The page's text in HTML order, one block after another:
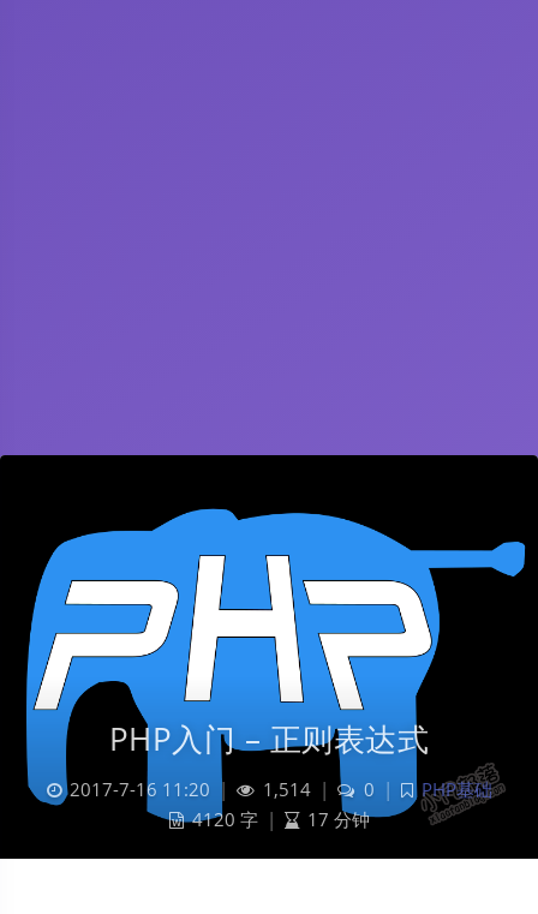
PHP入门 – 正则表达式
2017-7-16 11:20 | 1,514 | 0 |
PHP基础
4120 字 | 17 分钟